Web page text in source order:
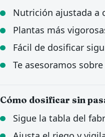
Nutrición ajustada a
Plantas más
Fácil de dosificar
Te asesoramos
Cómo dosificar sin
Sigue la tabla del